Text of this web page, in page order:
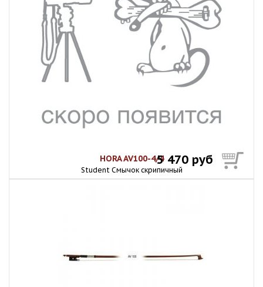
HORA AV100-4/4
Student Смычок скрипичный
5 470 руб